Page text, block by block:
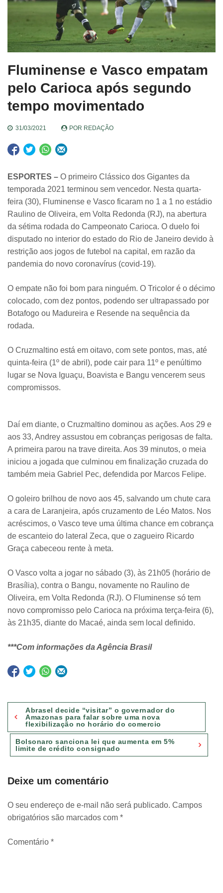
Fluminense e Vasco empatam
pelo Carioca após segundo
tempo movimentado
31/03/2021 POR REDAÇÃO
ESPORTES – O primeiro Clássico dos Gigantes da
temporada 2021 terminou sem vencedor. Nesta quarta-
feira (30), Fluminense e Vasco ficaram no 1 a 1 no estádio
Raulino de Oliveira, em Volta Redonda (RJ), na abertura
da sétima rodada do Campeonato Carioca. O duelo foi
disputado no interior do estado do Rio de Janeiro devido à
restrição aos jogos de futebol na capital, em razão da
pandemia do novo coronavírus (covid-19).
O empate não foi bom para ninguém. O Tricolor é o décimo
colocado, com dez pontos, podendo ser ultrapassado por
Botafogo ou Madureira e Resende na sequência da
rodada.
O Cruzmaltino está em oitavo, com sete pontos, mas, até
quinta-feira (1º de abril), pode cair para 11º e penúltimo
lugar se Nova Iguaçu, Boavista e Bangu vencerem seus
compromissos.
Daí em diante, o Cruzmaltino dominou as ações. Aos 29 e
aos 33, Andrey assustou em cobranças perigosas de falta.
A primeira parou na trave direita. Aos 39 minutos, o meia
iniciou a jogada que culminou em finalização cruzada do
também meia Gabriel Pec, defendida por Marcos Felipe.
O goleiro brilhou de novo aos 45, salvando um chute cara
a cara de Laranjeira, após cruzamento de Léo Matos. Nos
acréscimos, o Vasco teve uma última chance em cobrança
de escanteio do lateral Zeca, que o zagueiro Ricardo
Graça cabeceou rente à meta.
O Vasco volta a jogar no sábado (3), às 21h05 (horário de
Brasília), contra o Bangu, novamente no Raulino de
Oliveira, em Volta Redonda (RJ). O Fluminense só tem
novo compromisso pelo Carioca na próxima terça-feira (6),
às 21h35, diante do Macaé, ainda sem local definido.
***Com informações da Agência Brasil
Navegação
de
Post
Abrasel decide “visitar” o governador do
Amazonas para falar sobre uma nova
flexibilização no horário do comercio
Bolsonaro sanciona lei que aumenta em 5%
limite de crédito consignado
Deixe um comentário
O seu endereço de e-mail não será publicado. Campos
obrigatórios são marcados com *
Comentário *